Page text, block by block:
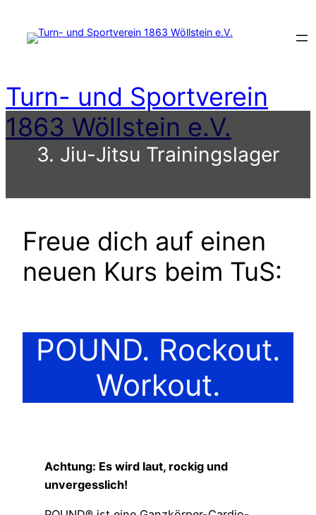
Inhalt
Turn- und Sportverein
1863 Wöllstein e.V.
3. Jiu-Jitsu Trainingslager
Freue dich auf einen
neuen Kurs beim TuS:
POUND. Rockout.
Workout.
Achtung: Es wird laut, rockig und
unvergesslich!